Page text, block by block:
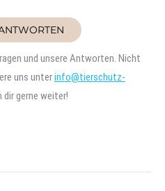
und unsere Antworten. Nicht
uns unterinfo@tierschutz-
dir gerne weiter!